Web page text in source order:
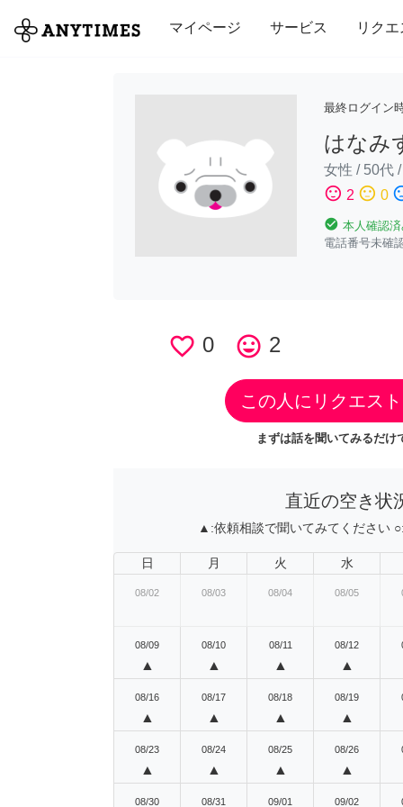
マイページ サービス リクエ
全て 修理・組立 家事 引っ越し
最終ログイン
はなみ
女性 / 50代 /
sentiment_satisfied 2 sentiment_neutral 0
check_circle 本人確認
電話番号未確
favorite_border 0 tag_faces 2
この人にリクエス
まずは話を聞いてみるだけ
直近の空き状
▲:依頼相談で聞いてみてください ○:
日 月 火 水
08/02 08/03 08/04 08/05
08/09
▲
08/10
▲
08/11
▲
08/12
▲
08/16
▲
08/17
▲
08/18
▲
08/19
▲
08/23
▲
08/24
▲
08/25
▲
08/26
▲
08/30 08/31 09/01 09/02